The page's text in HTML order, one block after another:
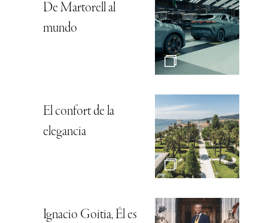
De Martorell al
mundo
El confort de la
elegancia
Ignacio Goitia, Él es